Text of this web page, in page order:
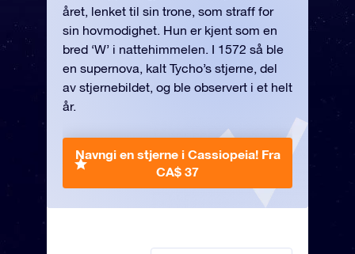
året, lenket til sin trone, som straff for
sin hovmodighet. Hun er kjent som en
bred ‘W’ i nattehimmelen. I 1572 så ble
en supernova, kalt Tycho’s stjerne, del
av stjernebildet, og ble observert i et helt
år.
Navngi en stjerne i Cassiopeia! Fra
CA$ 37